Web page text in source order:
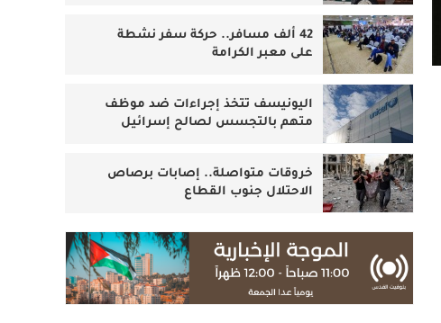
42 ألف مسافر.. حركة سفر نشطة
على معبر الكرامة
اليونيسف تتخذ إجراءات ضد موظف
متهم بالتجسس لصالح إسرائيل
خروقات متواصلة.. إصابات برصاص
الاحتلال جنوب القطاع